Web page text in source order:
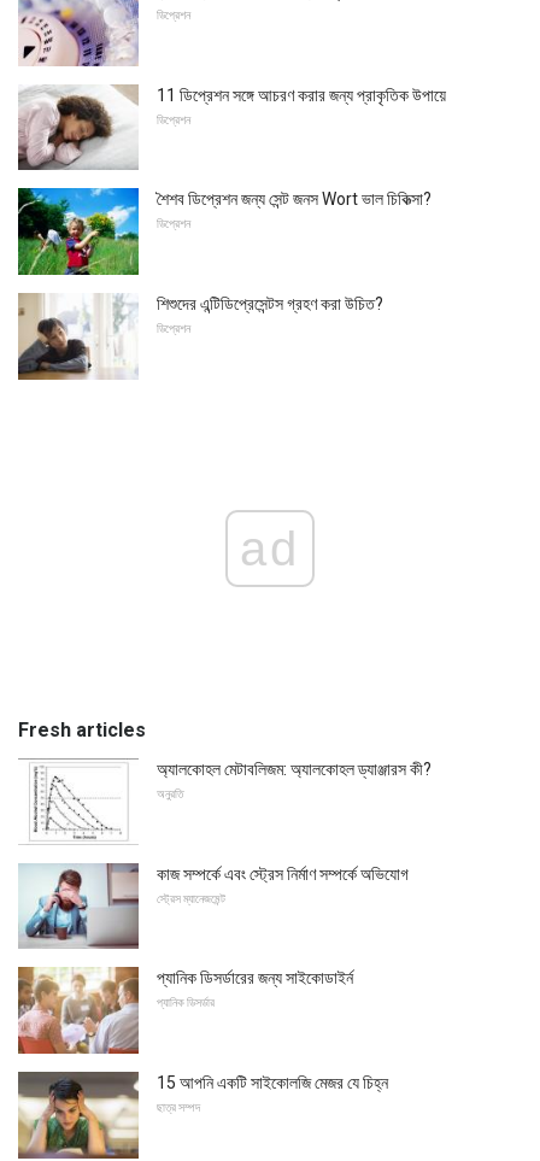
ডিপ্রেশন
11 ডিপ্রেশন সঙ্গে আচরণ করার জন্য প্রাকৃতিক উপায়ে
ডিপ্রেশন
শৈশব ডিপ্রেশন জন্য সেন্ট জনস Wort ভাল চিকিত্সা?
ডিপ্রেশন
শিশুদের এন্টিডিপ্রেসেন্টস গ্রহণ করা উচিত?
ডিপ্রেশন
ad
Fresh articles
অ্যালকোহল মেটাবলিজম: অ্যালকোহল ড্যাঞ্জারস কী?
অনুরতি
কাজ সম্পর্কে এবং স্ট্রেস নির্মাণ সম্পর্কে অভিযোগ
স্ট্রেস ম্যানেজমেন্ট
প্যানিক ডিসর্ডারের জন্য সাইকোডাইর্ন
প্যানিক ডিসর্ডার
15 আপনি একটি সাইকোলজি মেজর যে চিহ্ন
ছাত্র সম্পদ